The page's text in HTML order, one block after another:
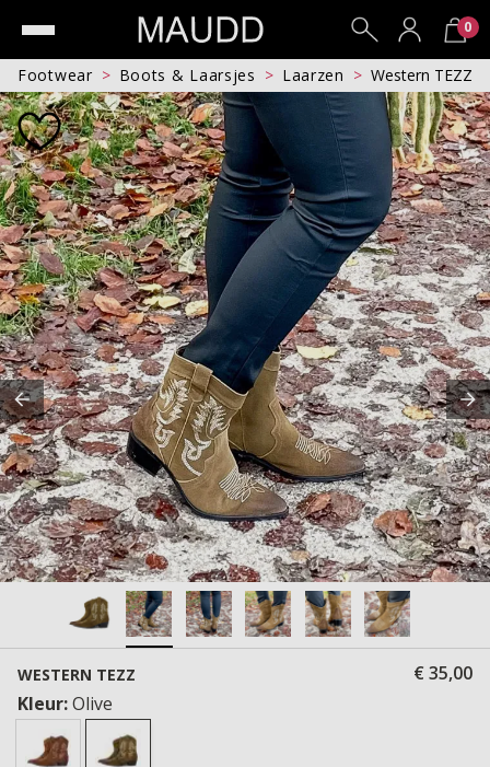
0
Footwear Boots & Laarsjes Laarzen Western TEZZ
WESTERN TEZZ
€ 35,00
Kleur:Olive